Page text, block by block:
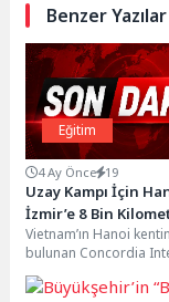
Benzer Yazılar
Eğitim
4 Ay Önce 19
Uzay Kampı İçin
İzmir’e 8 Bin
Ettiler
Vietnam’ın Hanoi
bulunan Concordia
School Hanoi’den 21
öğretmenden oluşan